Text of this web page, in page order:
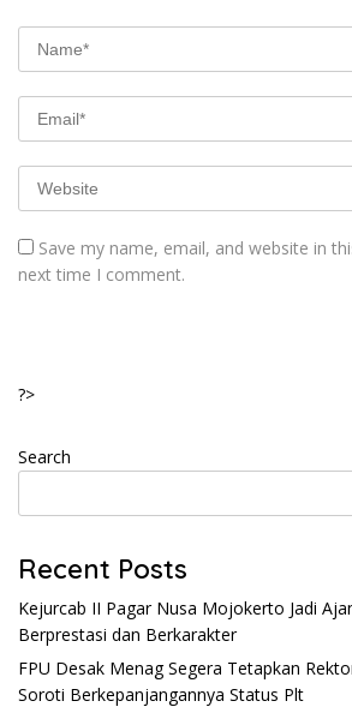
Save my name, email, and website in
next time I comment.
?>
Search
Recent Posts
Kejurcab II Pagar Nusa Mojokerto Jadi
Berprestasi dan Berkarakter
FPU Desak Menag Segera Tetapkan
Soroti Berkepanjangannya Status Plt